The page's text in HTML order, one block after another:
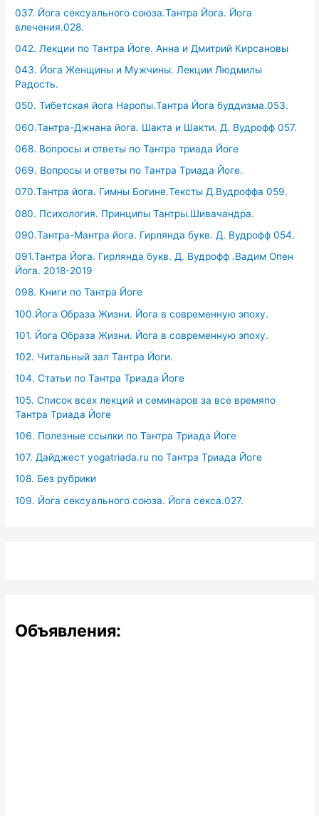
037. Йога сексуального союза.Тантра Йога. Йога
влечения.028.
042. Лекции по Тантра Йоге. Анна и Дмитрий Кирсановы
043. Йога Женщины и Мужчины. Лекции Людмилы
Радость.
050. Тибетская йога Наропы.Тантра Йога буддизма.053.
060.Тантра-Джнана йога. Шакта и Шакти. Д. Вудрофф 057.
068. Вопросы и ответы по Тантра триада Йоге
069. Вопросы и ответы по Тантра Триада Йоге.
070.Тантра йога. Гимны Богине.Тексты Д.Вудроффа 059.
080. Психология. Принципы Тантры.Шивачандра.
090.Тантра-Мантра йога. Гирлянда букв. Д. Вудрофф 054.
091.Тантра Йога. Гирлянда букв. Д. Вудрофф .Вадим Опен
Йога. 2018-2019
098. Книги по Тантра Йоге
100.Йога Образа Жизни. Йога в современную эпоху.
101. Йога Образа Жизни. Йога в современную эпоху.
102. Читальный зал Тантра Йоги.
104. Статьи по Тантра Триада Йоге
105. Список всех лекций и семинаров за все времяпо
Тантра Триада Йоге
106. Полезные ссылки по Тантра Триада Йоге
107. Дайджест yogatriada.ru по Тантра Триада Йоге
108. Без рубрики
109. Йога сексуального союза. Йога секса.027.
Объявления: